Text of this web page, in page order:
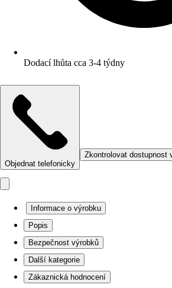
Dodací lhůta cca 3-4 týdny
Objednat telefonicky
Zkontrolovat dostupnost
Informace o výrobku
Popis
Bezpečnost výrobků
Další kategorie
Zákaznická hodnocení